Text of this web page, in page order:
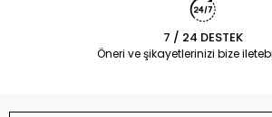
7 / 24 DESTEK
Öneri ve şikayetlerinizi bize